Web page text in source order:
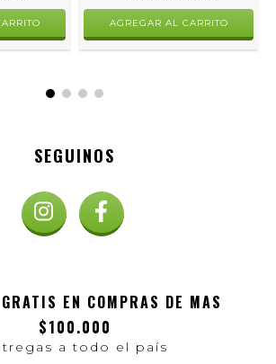
SEGUINOS
EN COMPRAS DE MAS
$100.000
a todo el país